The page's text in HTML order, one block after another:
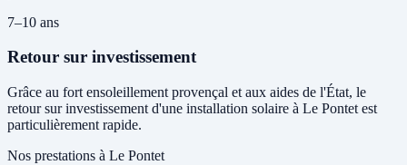
7–10 ans
Retour sur investissement
Grâce au fort ensoleillement provençal et aux aides de l'État, le
retour sur investissement d'une installation solaire à Le Pontet est
particulièrement rapide.
Nos prestations à Le Pontet